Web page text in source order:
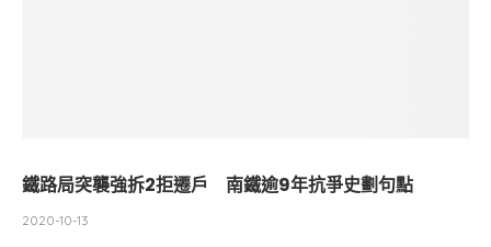
鐵路局突襲強拆2拒遷戶 南鐵逾9年抗爭史劃句點
2020-10-13